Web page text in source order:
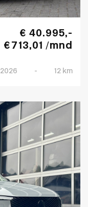
€ 40.995,-
€ 713,01 /mnd
2026 - 12 km